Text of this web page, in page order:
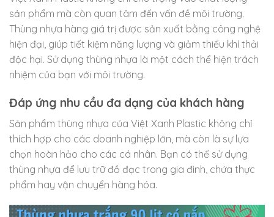
sản phẩm mà còn quan tâm đến vấn đề môi trường.
Thùng nhựa hàng giá trị được sản xuất bằng công nghệ
hiện đại, giúp tiết kiệm năng lượng và giảm thiểu khí thải
độc hại. Sử dụng thùng nhựa là một cách thể hiện trách
nhiệm của bạn với môi trường.
Đáp ứng nhu cầu đa dạng của khách hàng
Sản phẩm thùng nhựa của Việt Xanh Plastic không chỉ
thích hợp cho các doanh nghiệp lớn, mà còn là sự lựa
chọn hoàn hảo cho các cá nhân. Bạn có thể sử dụng
thùng nhựa để lưu trữ đồ đạc trong gia đình, chứa thực
phẩm hay vận chuyển hàng hóa.